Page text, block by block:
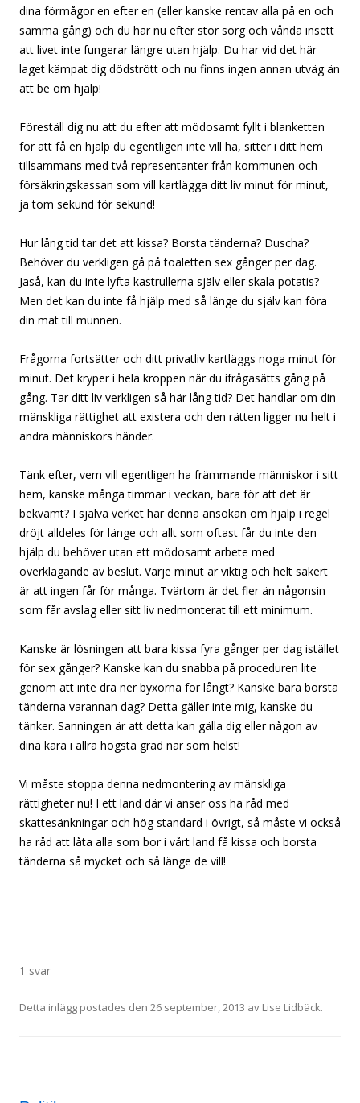
dina förmågor en efter en (eller kanske rentav alla på en och
samma gång) och du har nu efter stor sorg och vånda insett
att livet inte fungerar längre utan hjälp. Du har vid det här
laget kämpat dig dödstrött och nu finns ingen annan utväg än
att be om hjälp!
Föreställ dig nu att du efter att mödosamt fyllt i blanketten
för att få en hjälp du egentligen inte vill ha, sitter i ditt hem
tillsammans med två representanter från kommunen och
försäkringskassan som vill kartlägga ditt liv minut för minut,
ja tom sekund för sekund!
Hur lång tid tar det att kissa? Borsta tänderna? Duscha?
Behöver du verkligen gå på toaletten sex gånger per dag.
Jaså, kan du inte lyfta kastrullerna själv eller skala potatis?
Men det kan du inte få hjälp med så länge du själv kan föra
din mat till munnen.
Frågorna fortsätter och ditt privatliv kartläggs noga minut för
minut. Det kryper i hela kroppen när du ifrågasätts gång på
gång. Tar ditt liv verkligen så här lång tid? Det handlar om din
mänskliga rättighet att existera och den rätten ligger nu helt i
andra människors händer.
Tänk efter, vem vill egentligen ha främmande människor i sitt
hem, kanske många timmar i veckan, bara för att det är
bekvämt? I själva verket har denna ansökan om hjälp i regel
dröjt alldeles för länge och allt som oftast får du inte den
hjälp du behöver utan ett mödosamt arbete med
överklagande av beslut. Varje minut är viktig och helt säkert
är att ingen får för många. Tvärtom är det fler än någonsin
som får avslag eller sitt liv nedmonterat till ett minimum.
Kanske är lösningen att bara kissa fyra gånger per dag istället
för sex gånger? Kanske kan du snabba på proceduren lite
genom att inte dra ner byxorna för långt? Kanske bara borsta
tänderna varannan dag? Detta gäller inte mig, kanske du
tänker. Sanningen är att detta kan gälla dig eller någon av
dina kära i allra högsta grad när som helst!
Vi måste stoppa denna nedmontering av mänskliga
rättigheter nu! I ett land där vi anser oss ha råd med
skattesänkningar och hög standard i övrigt, så måste vi också
ha råd att låta alla som bor i vårt land få kissa och borsta
tänderna så mycket och så länge de vill!
1 svar
Detta inlägg postades den 26 september, 2013 av Lise Lidbäck.